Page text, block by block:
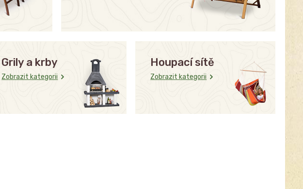
Grily a krby
Zobrazit kategorii
Houpací sítě
Zobrazit kategorii